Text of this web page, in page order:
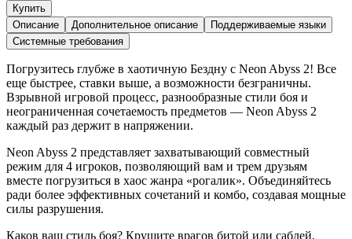
Купить
Описание
Дополнительное описание
Поддерживаемые языки
Системные требования
Погрузитесь глубже в хаотичную Бездну с Neon Abyss 2! Все
еще быстрее, ставки выше, а возможности безграничны.
Взрывной игровой процесс, разнообразные стили боя и
неограниченная сочетаемость предметов — Neon Abyss 2
каждый раз держит в напряжении.
Neon Abyss 2 представляет захватывающий совместный
режим для 4 игроков, позволяющий вам и трем друзьям
вместе погрузиться в хаос жанра «рогалик». Объединяйтесь
ради более эффективных сочетаний и комбо, создавая мощные
силы разрушения.
Каков ваш стиль боя? Крушите врагов битой или саблей,